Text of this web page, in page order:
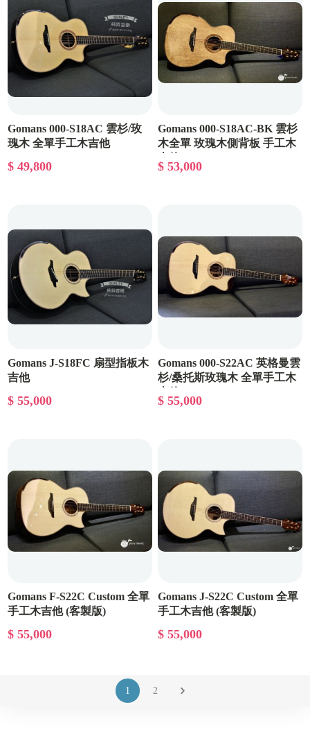
Gomans 000-S18AC 雲杉/玫
瑰木 全單手工木吉他
$ 49,800
Gomans 000-S18AC-BK 雲杉
木全單 玫瑰木側背板 手工木
$ 53,000
Gomans J-S18FC 扇型指板木
吉他
$ 55,000
Gomans 000-S22AC 英格曼雲
杉/桑托斯玫瑰木 全單手工木
$ 55,000
Gomans F-S22C Custom 全單
手工木吉他 (客製版)
$ 55,000
Gomans J-S22C Custom 全單
手工木吉他 (客製版)
$ 55,000
1 2